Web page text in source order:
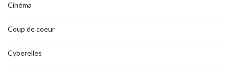
Cinéma
Coup de coeur
Cyberelles